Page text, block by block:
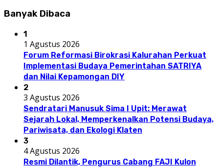
Banyak Dibaca
1
1 Agustus 2026
Forum Reformasi Birokrasi Kalurahan Perkuat
Implementasi Budaya Pemerintahan SATRIYA
dan Nilai Kepamongan DIY
2
3 Agustus 2026
Sendratari Manusuk Sima I Upit: Merawat
Sejarah Lokal, Memperkenalkan Potensi Budaya,
Pariwisata, dan Ekologi Klaten
3
4 Agustus 2026
Resmi Dilantik, Pengurus Cabang FAJI Kulon